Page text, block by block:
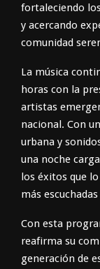
fortaleciendo
y acercando
comunidad
La música
horas con la
artistas
nacional. Con
urbana y
una noche
los éxitos que
más
Con esta
reafirma su
generación de